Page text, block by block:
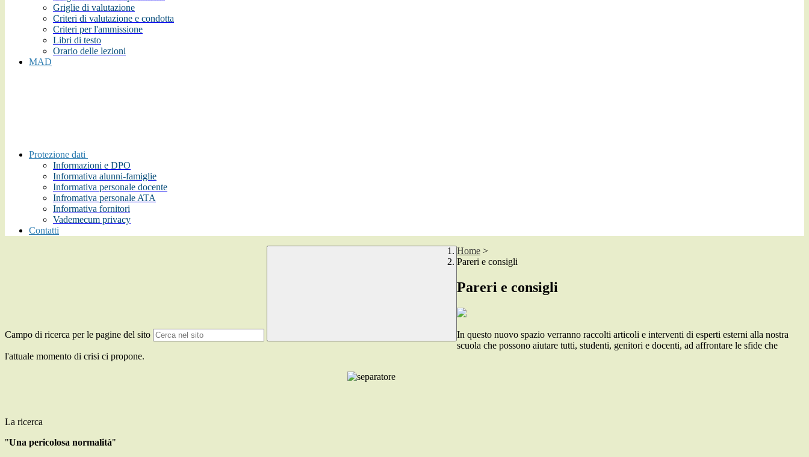
Griglie di valutazione
Criteri di valutazione e condotta
Criteri per l'ammissione
Libri di testo
Orario delle lezioni
MAD
Protezione dati
Informazioni e DPO
Informativa alunni-famiglie
Informativa personale docente
Infromativa personale ATA
Informativa fornitori
Vademecum privacy
Contatti
Campo di ricerca per le pagine del sito
Home >
Pareri e consigli
Pareri e consigli
In questo nuovo spazio verranno raccolti articoli e interventi di esperti esterni alla nostra
scuola che possono aiutare tutti, studenti, genitori e docenti, ad affrontare le sfide che
l'attuale momento di crisi ci propone.
La ricerca
"Una pericolosa normalità"